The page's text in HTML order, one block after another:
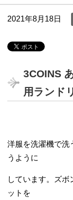
2021年8月18日
3COINS
用ランド
洋服を洗濯機で洗
うように
しています。ズ
ットを